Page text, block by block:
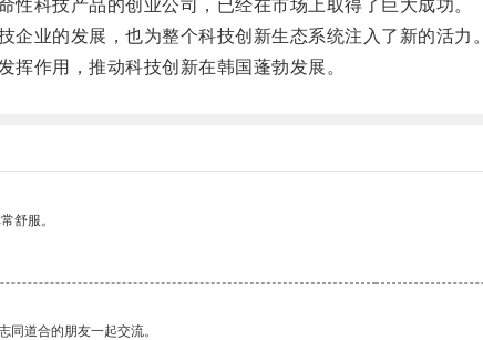
科技产品的创业公司，已经在市场上取得了巨大成功。
业的发展，也为整个科技创新生态系统注入了新的活力。
作用，推动科技创新在韩国蓬勃发展。
舒服。
同道合的朋友一起交流。